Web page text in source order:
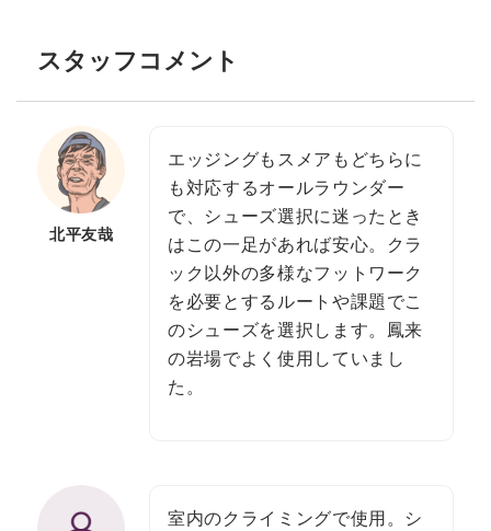
スタッフコメント
北平友哉
エッジングもスメアもどちらに
も対応するオールラウンダー
で、シューズ選択に迷ったとき
はこの一足があれば安心。クラ
ック以外の多様なフットワーク
を必要とするルートや課題でこ
のシューズを選択します。鳳来
の岩場でよく使用していまし
た。
室内のクライミングで使用。シ